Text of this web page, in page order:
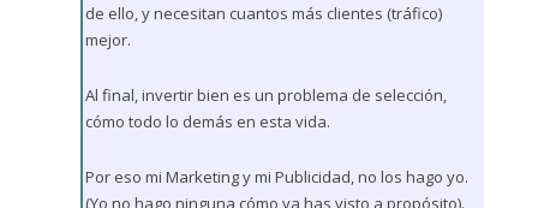
de ello, y necesitan cuantos más clientes (tráfico)
mejor.
Al final, invertir bien es un problema de selección,
cómo todo lo demás en esta vida.
Por eso mi Marketing y mi Publicidad, no los hago yo.
(Yo no hago ninguna cómo ya has visto a propósito).